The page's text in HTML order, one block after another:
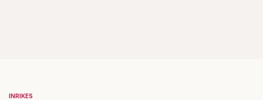
INRIKES